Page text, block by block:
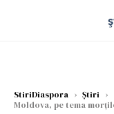
StiriDiaspora › Știri ›
Moldova, pe tema